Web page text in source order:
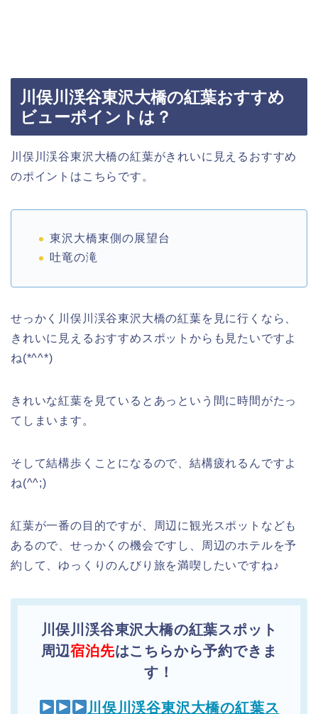
川俣川渓谷東沢大橋の紅葉おすすめ
ビューポイントは？
川俣川渓谷東沢大橋の紅葉がきれいに見えるおすすめ
のポイントはこちらです。
東沢大橋東側の展望台
吐竜の滝
せっかく川俣川渓谷東沢大橋の紅葉を見に行くなら、
きれいに見えるおすすめスポットからも見たいですよ
ね(*^^*)
きれいな紅葉を見ているとあっという間に時間がたっ
てしまいます。
そして結構歩くことになるので、結構疲れるんですよ
ね(^^;)
紅葉が一番の目的ですが、周辺に観光スポットなども
あるので、せっかくの機会ですし、周辺のホテルを予
約して、ゆっくりのんびり旅を満喫したいですね♪
川俣川渓谷東沢大橋の紅葉スポット
周辺宿泊先はこちらから予約できま
す！
川俣川渓谷東沢大橋の紅葉ス